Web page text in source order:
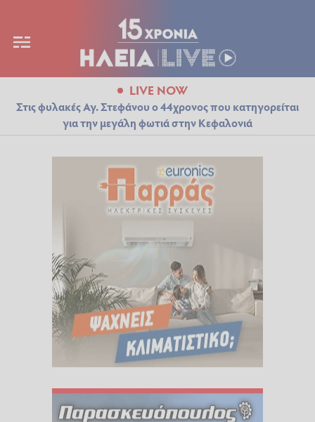
LIVE NOW
Στις φυλακές Αγ. Στεφάνου ο 44χρονος που κατηγορείται
για την μεγάλη φωτιά στην Κεφαλονιά